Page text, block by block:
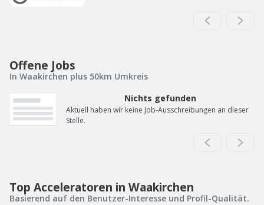
Offene Jobs
In Waakirchen plus 50km Umkreis
Nichts gefunden
Aktuell haben wir keine Job-Ausschreibungen an dieser
Stelle.
Top Acceleratoren in Waakirchen
Basierend auf den Benutzer-Interesse und Profil-Qualität.